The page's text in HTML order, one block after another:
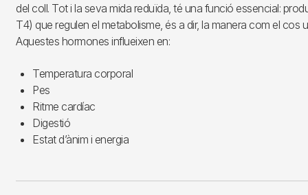
del coll. Tot i la seva mida reduïda, té una funció essencial:
T4) que regulen el metabolisme, és a dir, la manera com el cos
Aquestes hormones influeixen en:
Temperatura corporal
Pes
Ritme cardíac
Digestió
Estat d’ànim i energia